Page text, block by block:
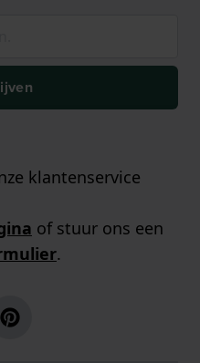
klantenservice
of stuur ons een
.